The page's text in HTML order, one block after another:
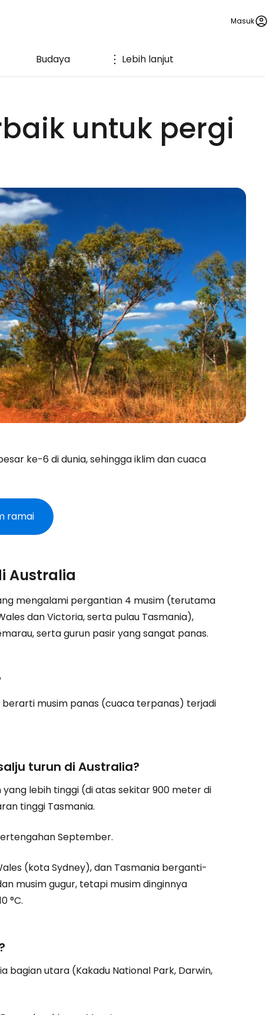
Masuk
Budaya Lebih lanjut
untuk pergi
ke-6 di dunia, sehingga iklim dan cuaca
ramai
Australia
mengalami pergantian 4 musim (terutama
dan Victoria, serta pulau Tasmania),
serta gurun pasir yang sangat panas.
berarti musim panas (cuaca terpanas) terjadi
turun di Australia?
lebih tinggi (di atas sekitar 900 meter di
tinggi Tasmania.
September.
(kota Sydney), dan Tasmania berganti-
musim gugur, tetapi musim dinginnya
°C.
bagian utara (Kakadu National Park, Darwin,